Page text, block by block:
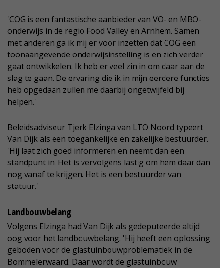
'COG is een fantastische aanbieder van VO- en MBO-
onderwijs in de regio Food Valley en Arnhem. Samen
met anderen ga ik mij er voor inzetten dat COG een
toonaangevende onderwijsinstelling is en zich verder
gaat ontwikkelen. Ik heb er veel zin in om daar aan de
slag te gaan. De ervaring die ik in mijn eerdere functies
heb opgedaan zullen me daarbij ongetwijfeld bij
helpen.'
Beleidsadviseur Tjerk Elzinga van LTO Noord typeert
Van Dijk als een toegankelijke en zakelijke bestuurder.
'Hij laat zich goed informeren en neemt dan een
standpunt in. Het is vervolgens lastig om hem daar dan
nog vanaf te krijgen. Het is een bestuurder van
statuur.'
Landbouwbelang
Volgens Elzinga had Van Dijk als gedeputeerde altijd
oog voor het landbouwbelang. 'Hij heeft een oplossing
geboden voor de glastuinbouwproblematiek in de
Bommelerwaard. Daar wordt de glastuinbouw